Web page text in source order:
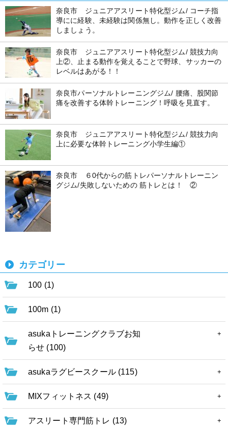
奈良市 ジュニアアスリート特化型ジム/ コーチ指
導にに経験、未経験は関係無し。動作を正しく改善
しましょう。
奈良市 ジュニアアスリート特化型ジム/ 競技力向
上②、止まる動作を覚えることで野球、サッカーの
レベルはあがる！！
奈良市パーソナルトレーニングジム/ 腰痛、股関節
痛を改善する体幹トレーニング！呼吸を見直す。
奈良市 ジュニアアスリート特化型ジム/ 競技力向
上に必要な体幹トレーニング小学生編①
奈良市 ６0代からの筋トレパーソナルトレーニン
グジム/失敗しないための 筋トレとは！ ②
カテゴリー
100 (1)
100m (1)
asukaトレーニングクラブお知
らせ (100)
asukaラグビースクール (115)
MIXフィットネス (49)
アスリート専門筋トレ (13)